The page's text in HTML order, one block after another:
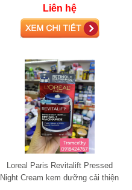
Liên hệ
Loreal Paris Revitalift Pressed
Night Cream kem dưỡng cải thiện